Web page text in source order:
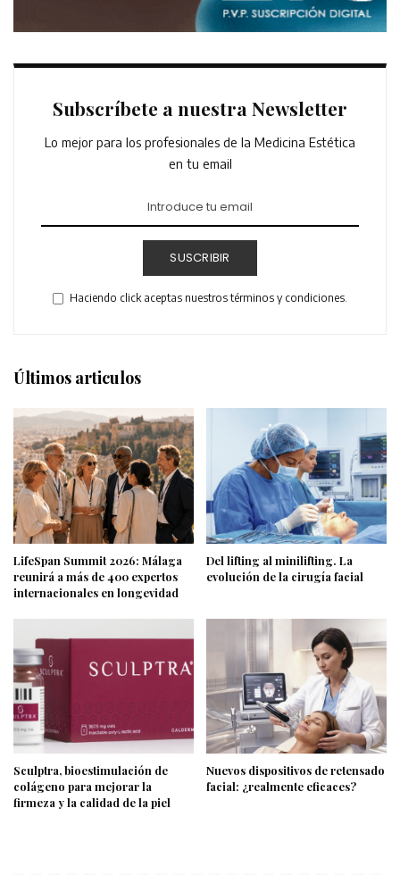
Subscríbete a nuestra Newsletter
Lo mejor para los profesionales de la Medicina Estética
en tu email
SUSCRIBIR
Haciendo click aceptas nuestros términos y condiciones.
Últimos articulos
LifeSpan Summit 2026: Málaga
reunirá a más de 400 expertos
internacionales en longevidad
Del lifting al minilifting. La
evolución de la cirugía facial
Sculptra, bioestimulación de
colágeno para mejorar la
firmeza y la calidad de la piel
Nuevos dispositivos de retensado
facial: ¿realmente eficaces?